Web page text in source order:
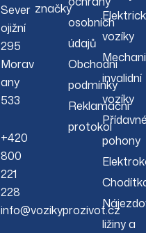
Sever
ojižní
295
Morav
any
533
+420
800
221
228
info@vozikyprozivot.cz
značky
osobních
údajů
Obchodní
podmínky
Reklamační
protokol
vozíky
invalidní
vozíky
pohony
ližiny a